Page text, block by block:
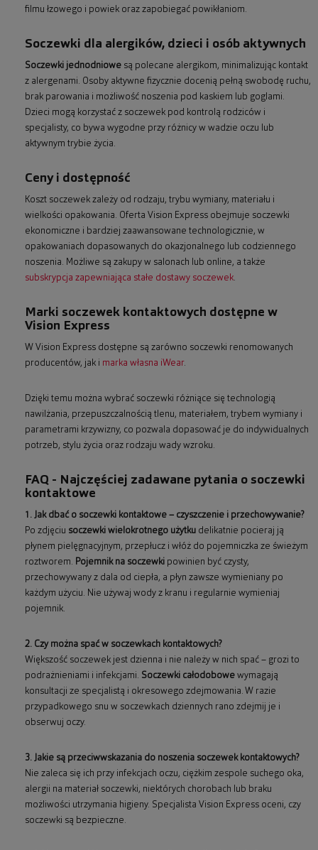
filmu łzowego i powiek oraz zapobiegać powikłaniom.
Soczewki dla alergików, dzieci i osób aktywnych
Soczewki jednodniowe są polecane alergikom, minimalizując kontakt
z alergenami. Osoby aktywne fizycznie docenią pełną swobodę ruchu,
brak parowania i możliwość noszenia pod kaskiem lub goglami.
Dzieci mogą korzystać z soczewek pod kontrolą rodziców i
specjalisty, co bywa wygodne przy różnicy w wadzie oczu lub
aktywnym trybie życia.
Ceny i dostępność
Koszt soczewek zależy od rodzaju, trybu wymiany, materiału i
wielkości opakowania. Oferta Vision Express obejmuje soczewki
ekonomiczne i bardziej zaawansowane technologicznie, w
opakowaniach dopasowanych do okazjonalnego lub codziennego
noszenia. Możliwe są zakupy w salonach lub online, a także
subskrypcja zapewniająca stałe dostawy soczewek
Marki soczewek kontaktowych dostępne w
Vision Express
W Vision Express dostępne są zarówno soczewki renomowanych
producentów, jak i marka własna iWear.
Dzięki temu można wybrać soczewki różniące się technologią
nawilżania, przepuszczalnością tlenu, materiałem, trybem wymiany i
parametrami krzywizny, co pozwala dopasować je do indywidualnych
potrzeb, stylu życia oraz rodzaju wady wzroku.
FAQ - Najczęściej zadawane pytania o soczewki
kontaktowe
1. Jak dbać o soczewki kontaktowe – czyszczenie i przechowywanie?
Po zdjęciu soczewki wielokrotnego użytku delikatnie pocieraj ją
płynem pielęgnacyjnym, przepłucz i włóż do pojemniczka ze świeżym
roztworem.
Pojemnik na soczewki powinien być czysty,
przechowywany z dala od ciepła, a płyn zawsze wymieniany po
każdym użyciu. Nie używaj wody z kranu i regularnie wymieniaj
pojemnik.
2. Czy można spać w soczewkach kontaktowych?
Większość soczewek jest dzienna i nie należy w nich spać – grozi to
podrażnieniami i infekcjami. Soczewki całodobowe wymagają
konsultacji ze specjalistą i okresowego zdejmowania. W razie
przypadkowego snu w soczewkach dziennych rano zdejmij je i
obserwuj oczy.
3. Jakie są przeciwwskazania do noszenia soczewek kontaktowych?
Nie zaleca się ich przy infekcjach oczu, ciężkim zespole suchego oka,
alergii na materiał soczewki, niektórych chorobach lub braku
możliwości utrzymania higieny. Specjalista Vision Express oceni, czy
soczewki są bezpieczne.